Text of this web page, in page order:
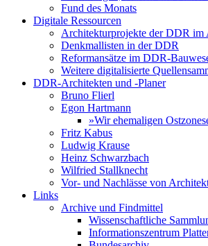
Fund des Monats
Digitale Ressourcen
Architekturprojekte der DDR im
Denkmallisten in der DDR
Reformansätze im DDR-
Weitere digitalisierte
DDR-Architekten und -Planer
Bruno Flierl
Egon Hartmann
»Wir ehemaligen
Fritz Kabus
Ludwig Krause
Heinz Schwarzbach
Wilfried Stallknecht
Vor- und Nachlässe von
Links
Archive und Findmittel
Wissenschaftliche
Informationszentrum